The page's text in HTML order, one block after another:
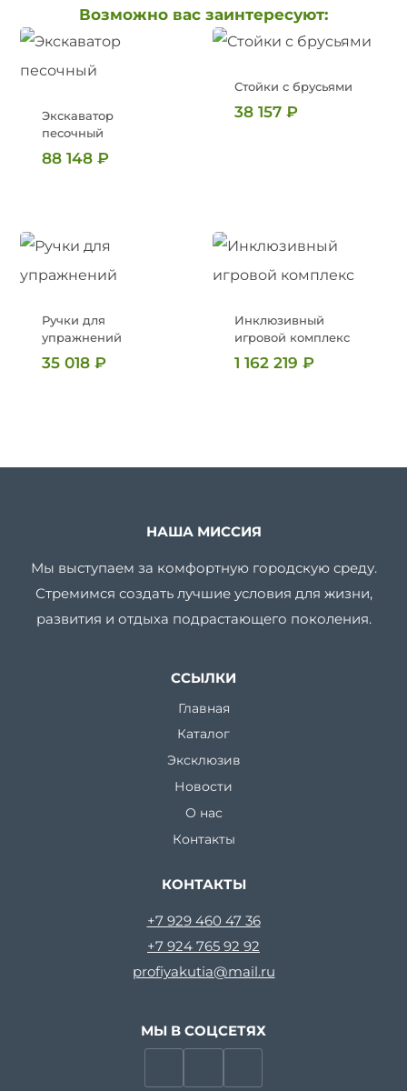
Возможно вас заинтересуют:
Экскаватор
песочный
88 148₽
Стойки с брусьями
38 157 ₽
Ручки для
упражнений
35 018₽
Инклюзивный
игровой комплекс
1 162 219 ₽
НАША МИССИЯ
Мы выступаем за комфортную городскую среду.
Стремимся создать лучшие условия для жизни,
развития и отдыха подрастающего поколения.
ССЫЛКИ
Главная
Каталог
Эксклюзив
Новости
О нас
Контакты
КОНТАКТЫ
+7 929 460 47 36
+7 924 765 92 92
profiyakutia@mail.ru
МЫ В СОЦСЕТЯХ